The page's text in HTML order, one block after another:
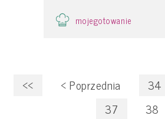
mojegotowanie
<< < Poprzednia 34
37
38